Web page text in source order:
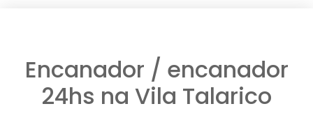
Encanador / encanador
24hs na Vila Talarico